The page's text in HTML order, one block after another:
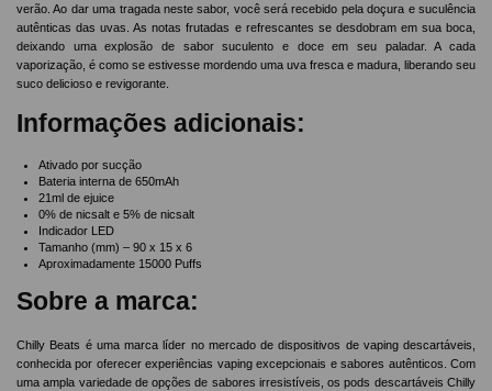
verão. Ao dar uma tragada neste sabor, você será recebido pela doçura e suculência
autênticas das uvas. As notas frutadas e refrescantes se desdobram em sua boca,
deixando uma explosão de sabor suculento e doce em seu paladar. A cada
vaporização, é como se estivesse mordendo uma uva fresca e madura, liberando seu
suco delicioso e revigorante.
Informações adicionais:
Ativado por sucção
Bateria interna de 650mAh
21ml de ejuice
0% de nicsalt e 5% de nicsalt
Indicador LED
Tamanho (mm) – 90 x 15 x 6
Aproximadamente 15000 Puffs
Sobre a marca:
Chilly Beats é uma marca líder no mercado de dispositivos de vaping descartáveis,
conhecida por oferecer experiências vaping excepcionais e sabores autênticos. Com
uma ampla variedade de opções de sabores irresistíveis, os pods descartáveis Chilly